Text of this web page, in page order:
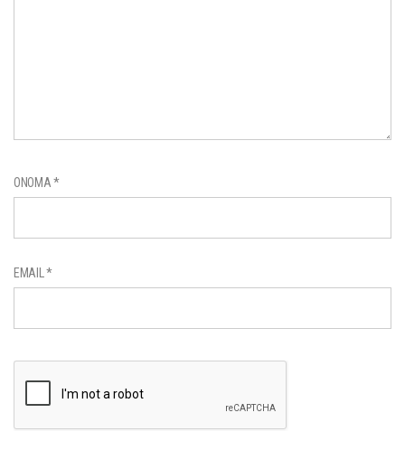
ΌΝΟΜΑ*
EMAIL*